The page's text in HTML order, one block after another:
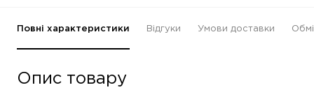
Повні характеристики Відгуки Умови доставки
Опис товару